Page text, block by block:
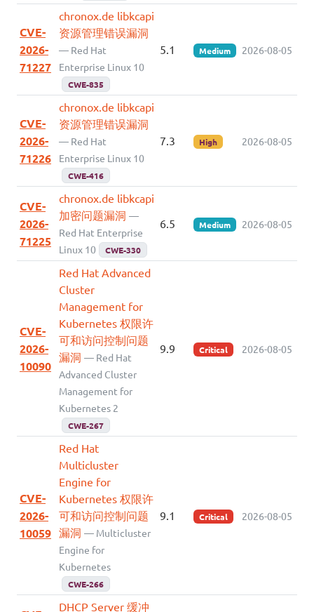
CVE-
2026-
71227
chronox.de libkcapi
资源管理错误漏洞
— Red Hat
Enterprise Linux 10
CWE-835
5.1 Medium 2026-08-05
CVE-
2026-
71226
chronox.de libkcapi
资源管理错误漏洞
— Red Hat
Enterprise Linux 10
CWE-416
7.3 High 2026-08-05
CVE-
2026-
71225
chronox.de libkcapi
加密问题漏洞 —
Red Hat Enterprise
Linux 10
CWE-330
6.5 Medium 2026-08-05
CVE-
2026-
10090
Red Hat Advanced
Cluster
Management for
Kubernetes 权限许
可和访问控制问题
漏洞 — Red Hat
Advanced Cluster
Management for
Kubernetes 2
CWE-267
9.9 Critical 2026-08-05
CVE-
2026-
10059
Red Hat
Multicluster
Engine for
Kubernetes 权限许
可和访问控制问题
漏洞 — Multicluster
Engine for
Kubernetes
CWE-266
9.1 Critical 2026-08-05
DHCP Server 缓冲